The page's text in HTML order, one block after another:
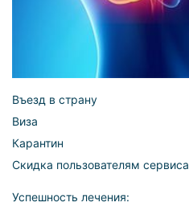
Въезд в страну
Виза
Карантин
Скидка пользователям сервиса
Успешность лечения: